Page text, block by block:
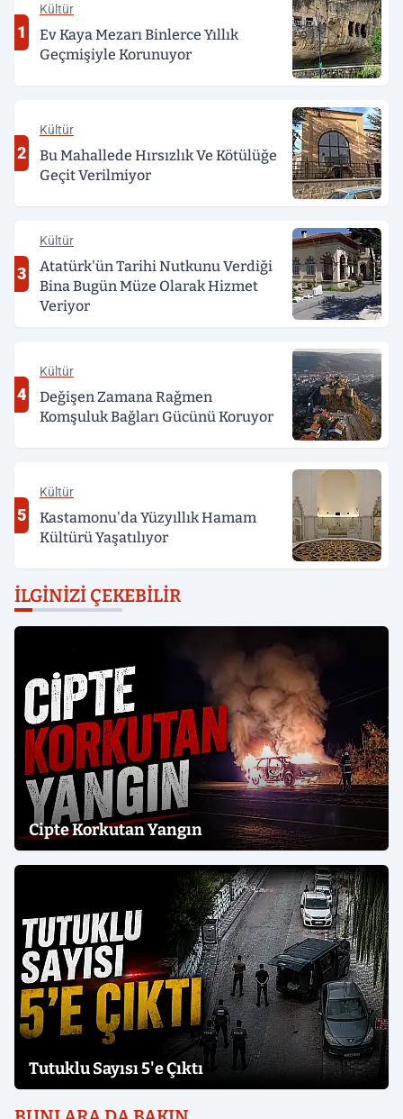
1
Kültür
Ev Kaya Mezarı Binlerce Yıllık
Geçmişiyle Korunuyor
2
Kültür
Bu Mahallede Hırsızlık Ve Kötülüğe
Geçit Verilmiyor
3
Kültür
Atatürk'ün Tarihi Nutkunu Verdiği
Bina Bugün Müze Olarak Hizmet
Veriyor
4
Kültür
Değişen Zamana Rağmen
Komşuluk Bağları Gücünü Koruyor
5
Kültür
Kastamonu'da Yüzyıllık Hamam
Kültürü Yaşatılıyor
İLGINIZI ÇEKEBILIR
Cipte Korkutan Yangın
Tutuklu Sayısı 5'e Çıktı